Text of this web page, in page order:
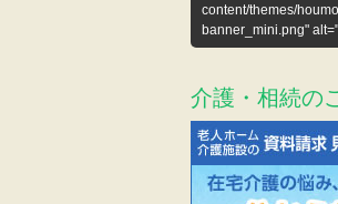
content/themes/
banner_mini.png"
介護・相続の